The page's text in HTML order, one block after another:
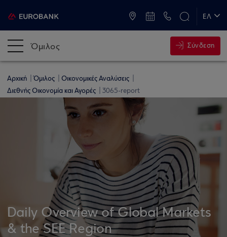
ΕΛ
Όμιλος Σύνδεση
Αρχική Όμιλος
Οικονομικές Αναλύσεις
Διεθνής Οικονομία και Αγορές
3065-report
Daily Overview of Global Markets
& the SEE Region